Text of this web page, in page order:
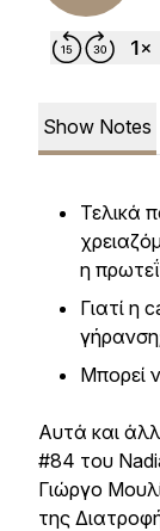
Show Notes
Τελικά
η
Γιατί η
Μπορεί
Αυτά και
#84 του
Γιώργο
της